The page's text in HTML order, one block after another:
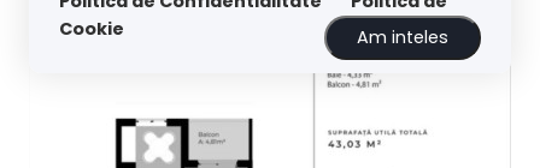
Cookie
Am inteles